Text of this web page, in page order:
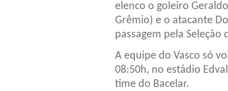
elenco o goleiro
Grêmio) e o atacante
passagem pela Seleção
A equipe do Vasco só
08:50h, no estádio
time do Bacelar.